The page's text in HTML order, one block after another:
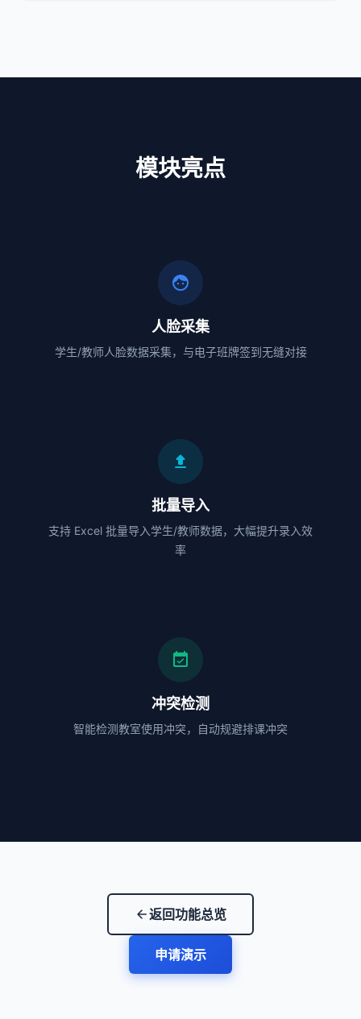
模块亮点
face
人脸采集
学生/教师人脸数据采集，与电子班牌签到无缝对接
file_upload
批量导入
支持 Excel 批量导入学生/教师数据，大幅提升录入效
率
event_available
冲突检测
智能检测教室使用冲突，自动规避排课冲突
arrow_back返回功能总览
申请演示